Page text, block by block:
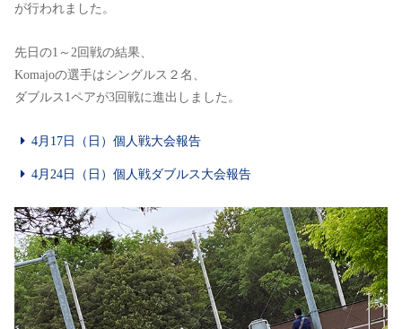
が行われました。
先日の1～2回戦の結果、
Komajoの選手はシングルス２名、
ダブルス1ペアが3回戦に進出しました。
4月17日（日）個人戦大会報告
4月24日（日）個人戦ダブルス大会報告